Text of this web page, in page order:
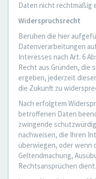
Daten nicht rechtmäßig
Widerspruchsrecht
Beruhen die hier
Datenverarbeitungen
Interesses nach Art. 6
Recht aus Gründen, die
ergeben, jederzeit
die Zukunft zu
Nach erfolgtem
betroffenen Daten
zwingende
nachweisen, die Ihren
überwiegen, oder wenn
Geltendmachung,
Rechtsansprüchen dient.